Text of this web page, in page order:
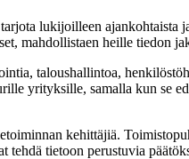
lukijoilleen ajankohtaista
mahdollistaen heille tiedon
taloushallintoa,
yrityksille, samalla kun se
kehittäjiä.
tietoon perustuvia